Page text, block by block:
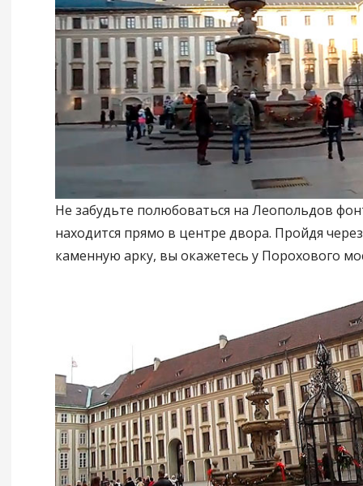
Не забудьте полюбоваться на Леопольдов
находится прямо в центре двора. Пройдя
каменную арку, вы окажетесь у Порохового